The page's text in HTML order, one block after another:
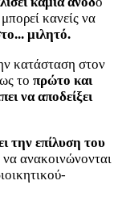
κανείς να
μιλητό.
κατάσταση στον
το πρώτο και
να αποδείξει
την επίλυση του
ανακοινώνονται